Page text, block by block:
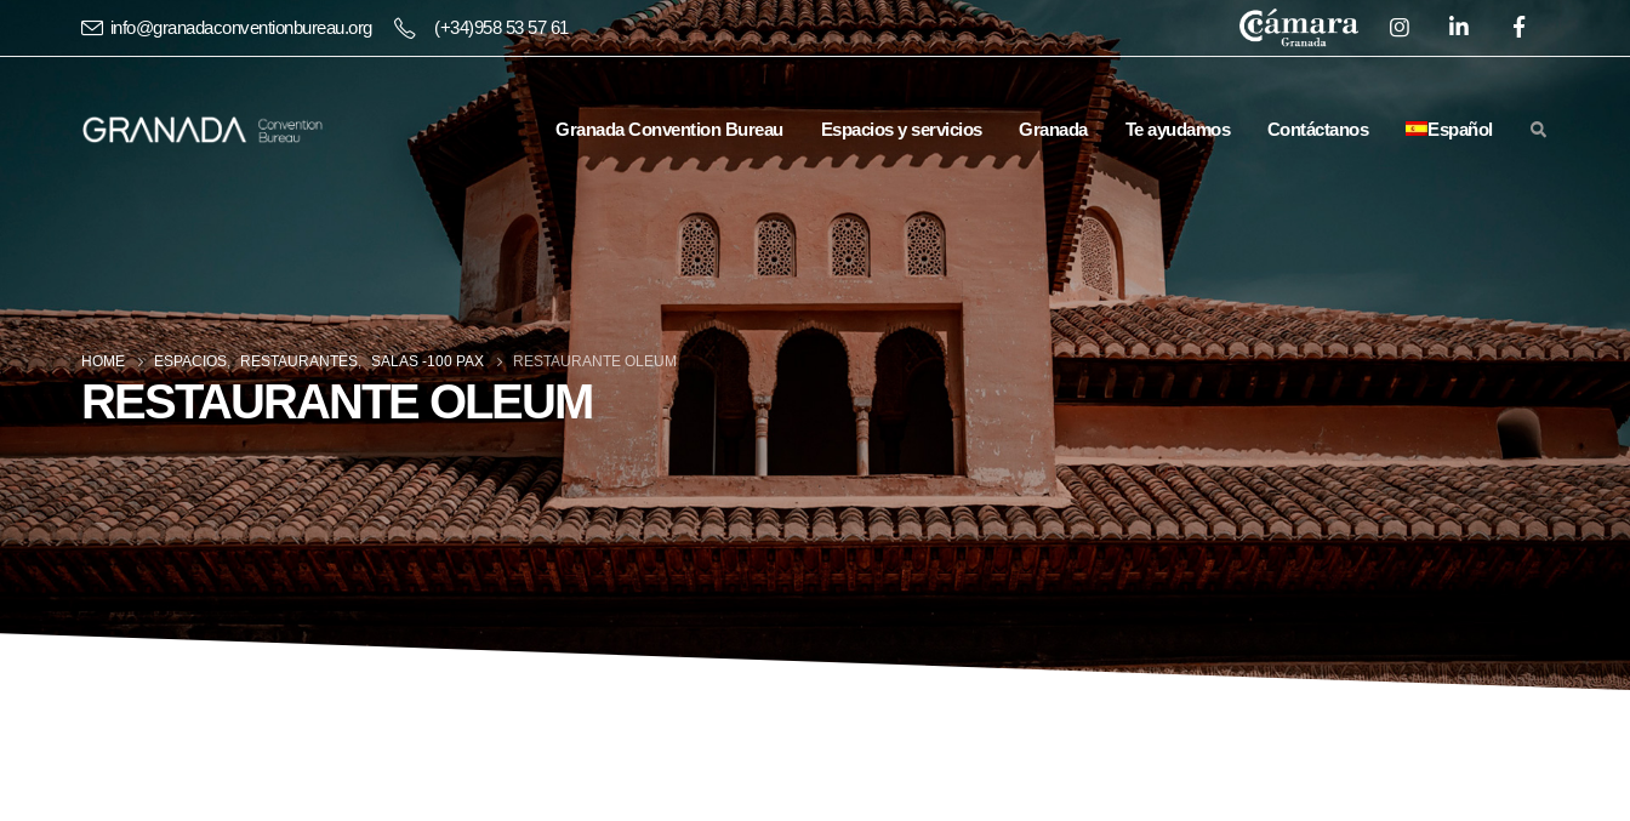
info@granadaconventionbureau.org (+34)958 53 57 61
Granada Convention Bureau Espacios y servicios Granada Te ayudamos Contáctanos Español
HOME ESPACIOS, RESTAURANTES, SALAS -100 PAX RESTAURANTE OLEUM
RESTAURANTE OLEUM